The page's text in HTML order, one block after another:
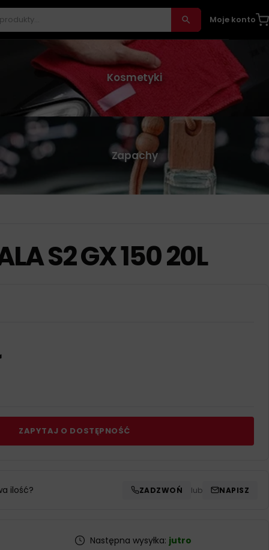
Moje konto
Kosmetyki
Zapachy
S2 GX 150 20L
ZAPYTAJ O DOSTĘPNOŚĆ
ilość? ZADZWOŃ lub NAPISZ
Następna wysyłka: jutro